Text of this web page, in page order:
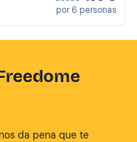
por 6 personas
da pena que te